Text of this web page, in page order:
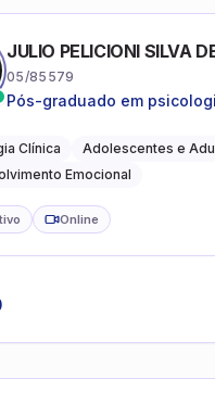
JULIO PELICIONI SILVA
05/85579
Pós-graduado em
Clínica
Adolescentes e
Emocional
Online